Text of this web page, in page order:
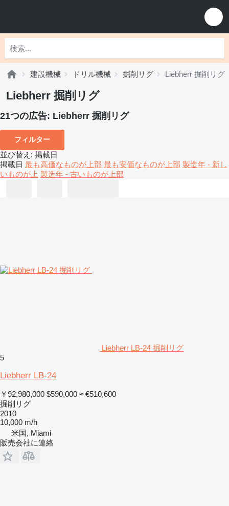
建設機械 ドリル機械 掘削リグ Liebherr 掘削リグ
Liebherr 掘削リグ
21つの広告: Liebherr 掘削リグ
フィルター
並び替え : 掲載日
掲載日 最も高価なものが上部 最も安価なものが上部 製造年 - 新し
いものが上 製造年 - 古いものが上部
Liebherr LB-24 掘削リグ
5
Liebherr LB-24
￥92,980,000 $590,000 ≈ €510,600
掘削リグ
2010
10,000 m/h
米国, Miami
販売会社に連絡